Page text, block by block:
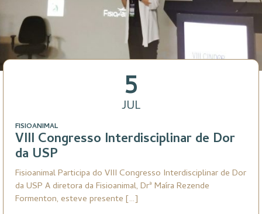
5
JUL
FISIOANIMAL
VIII Congresso Interdisciplinar de Dor
da USP
Fisioanimal Participa do VIII Congresso Interdisciplinar de Dor
da USP A diretora da Fisioanimal, Drª Maíra Rezende
Formenton, esteve presente […]